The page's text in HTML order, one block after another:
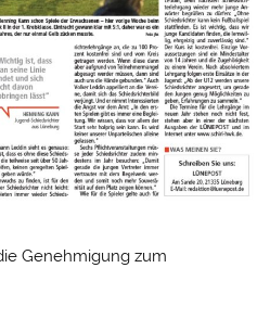
Genehmigung zum